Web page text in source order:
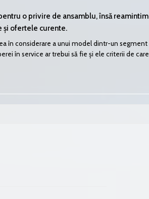
o privire de ansamblu, însă reamintim
și ofertele curente.
în considerare a unui model dintr-un segment
în service ar trebui să fie și ele criterii de care